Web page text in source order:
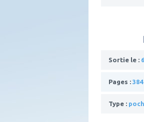
Sortie le :
Pages : 384
Type :